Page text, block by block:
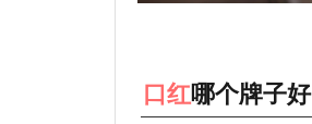
口红哪个牌子好